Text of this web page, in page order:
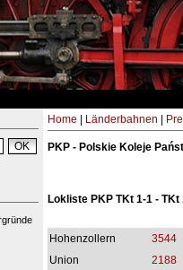
Home Länderbahnen
PKP - Polskie Koleje
Lokliste PKP TKt 1-1 -
Hohenzollern 3544
Union
2188